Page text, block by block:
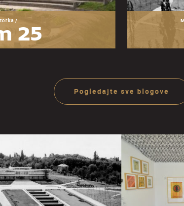
/
25
Pogledajte sve blogove